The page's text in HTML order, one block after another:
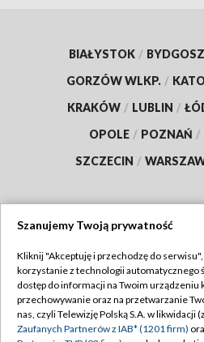
BIAŁYSTOK /
GORZÓW WLKP. /
KRAKÓW / LUBLIN /
OPOLE / POZNAŃ /
SZCZECIN /
TVP
Abonament TVP
Emisja w TVP
Polityka
Szanujemy Twoją prywatność
Kliknij "Akceptuję i przechodzę do serwisu",
korzystanie z technologii automatycznego
dostęp do informacji na Twoim urządzeniu
przechowywanie oraz na przetwarzanie
nas, czyli Telewizję Polską S.A. w likwidacji
Zaufanych Partnerów z IAB* (1201 firm)